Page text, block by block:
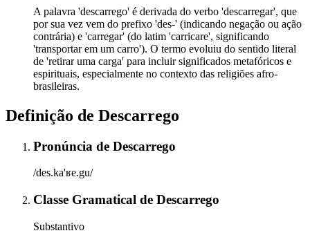
A palavra 'descarrego' é derivada do verbo 'descarregar', que
por sua vez vem do prefixo 'des-' (indicando negação ou ação
contrária) e 'carregar' (do latim 'carricare', significando
'transportar em um carro'). O termo evoluiu do sentido literal
de 'retirar uma carga' para incluir significados metafóricos e
espirituais, especialmente no contexto das religiões afro-
brasileiras.
Definição de Descarrego
Pronúncia de Descarrego
/des.ka'ʁe.gu/
Classe Gramatical de Descarrego
Substantivo